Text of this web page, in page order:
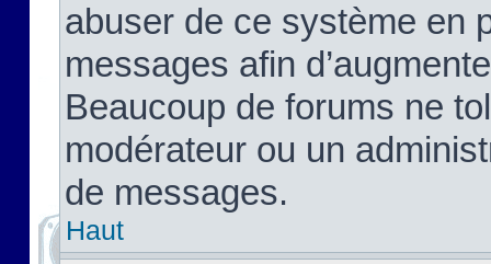
abuser de ce système en
messages afin
Beaucoup de forums ne
modérateur ou un
de messages.
Haut